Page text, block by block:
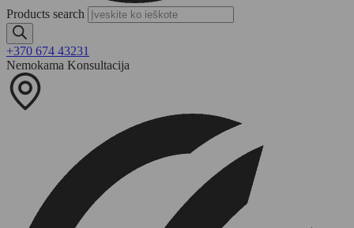
Products search
+370 674 43231
Nemokama Konsultacija